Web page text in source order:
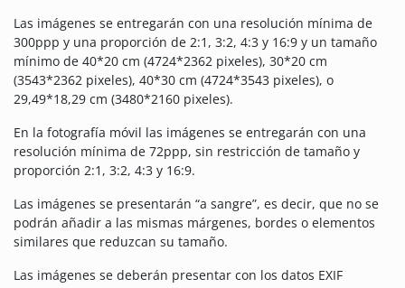
Las imágenes se entregarán con una resolución mínima de
300ppp y una proporción de 2:1, 3:2, 4:3 y 16:9 y un tamaño
mínimo de 40*20 cm (4724*2362 pixeles), 30*20 cm
(3543*2362 pixeles), 40*30 cm (4724*3543 pixeles), o
29,49*18,29 cm (3480*2160 pixeles).
En la fotografía móvil las imágenes se entregarán con una
resolución mínima de 72ppp, sin restricción de tamaño y
proporción 2:1, 3:2, 4:3 y 16:9.
Las imágenes se presentarán “a sangre”, es decir, que no se
podrán añadir a las mismas márgenes, bordes o elementos
similares que reduzcan su tamaño.
Las imágenes se deberán presentar con los datos EXIF